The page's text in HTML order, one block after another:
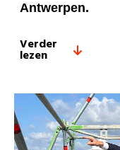
Antwerpen.
Verder
lezen